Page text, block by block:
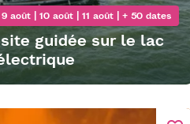
août | 10 août | 11 août | + 50 dates
guidée sur le lac